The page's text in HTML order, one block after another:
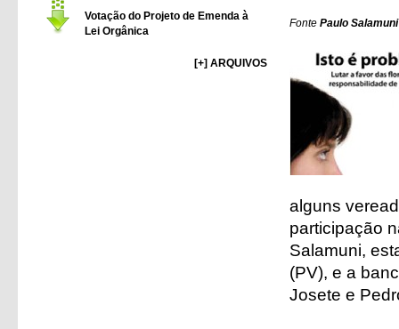
Votação do Projeto de Emenda à
Lei Orgânica
[+] ARQUIVOS
Fonte Paulo
alguns
participação
Salamuni,
(PV), e a
Josete e